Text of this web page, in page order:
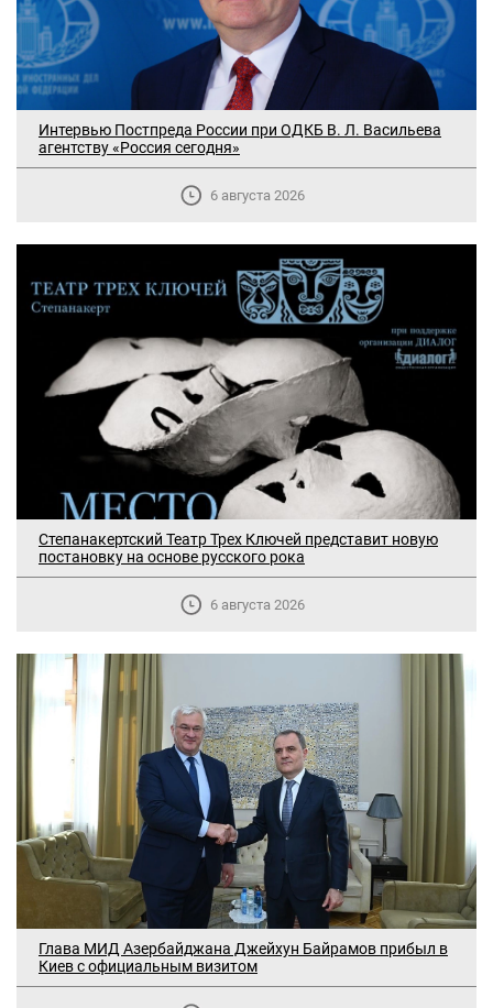
Интервью Постпреда России при ОДКБ В. Л. Васильева
агентству «Россия сегодня»
6 августа 2026
Степанакертский Театр Трех Ключей представит новую
постановку на основе русского рока
6 августа 2026
Глава МИД Азербайджана Джейхун Байрамов прибыл в
Киев с официальным визитом
В Москве прошло заседание
дискуссионного форума «Лорис
Меликов» на тему: «ООН и
предотвращение геноцидов»
«Лорис Меликов» начинает свою
деятельность
Дискуссионный форум «Лорис Меликов»
вышел в долгосрочное плавание